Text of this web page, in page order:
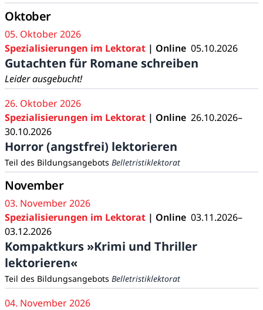
Oktober
05. Oktober 2026
Spezialisierungen im Lektorat | Online 05.10.2026
Gutachten für Romane schreiben
Leider ausgebucht!
26. Oktober 2026
Spezialisierungen im Lektorat | Online 26.10.2026–
30.10.2026
Horror (angstfrei) lektorieren
Teil des Bildungsangebots Belletristiklektorat
November
03. November 2026
Spezialisierungen im Lektorat | Online 03.11.2026–
03.12.2026
Kompaktkurs »Krimi und Thriller
lektorieren«
Teil des Bildungsangebots Belletristiklektorat
04. November 2026